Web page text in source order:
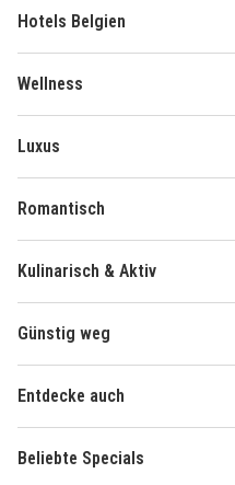
Hotels Belgien
Wellness
Luxus
Romantisch
Kulinarisch & Aktiv
Günstig weg
Entdecke auch
Beliebte Specials